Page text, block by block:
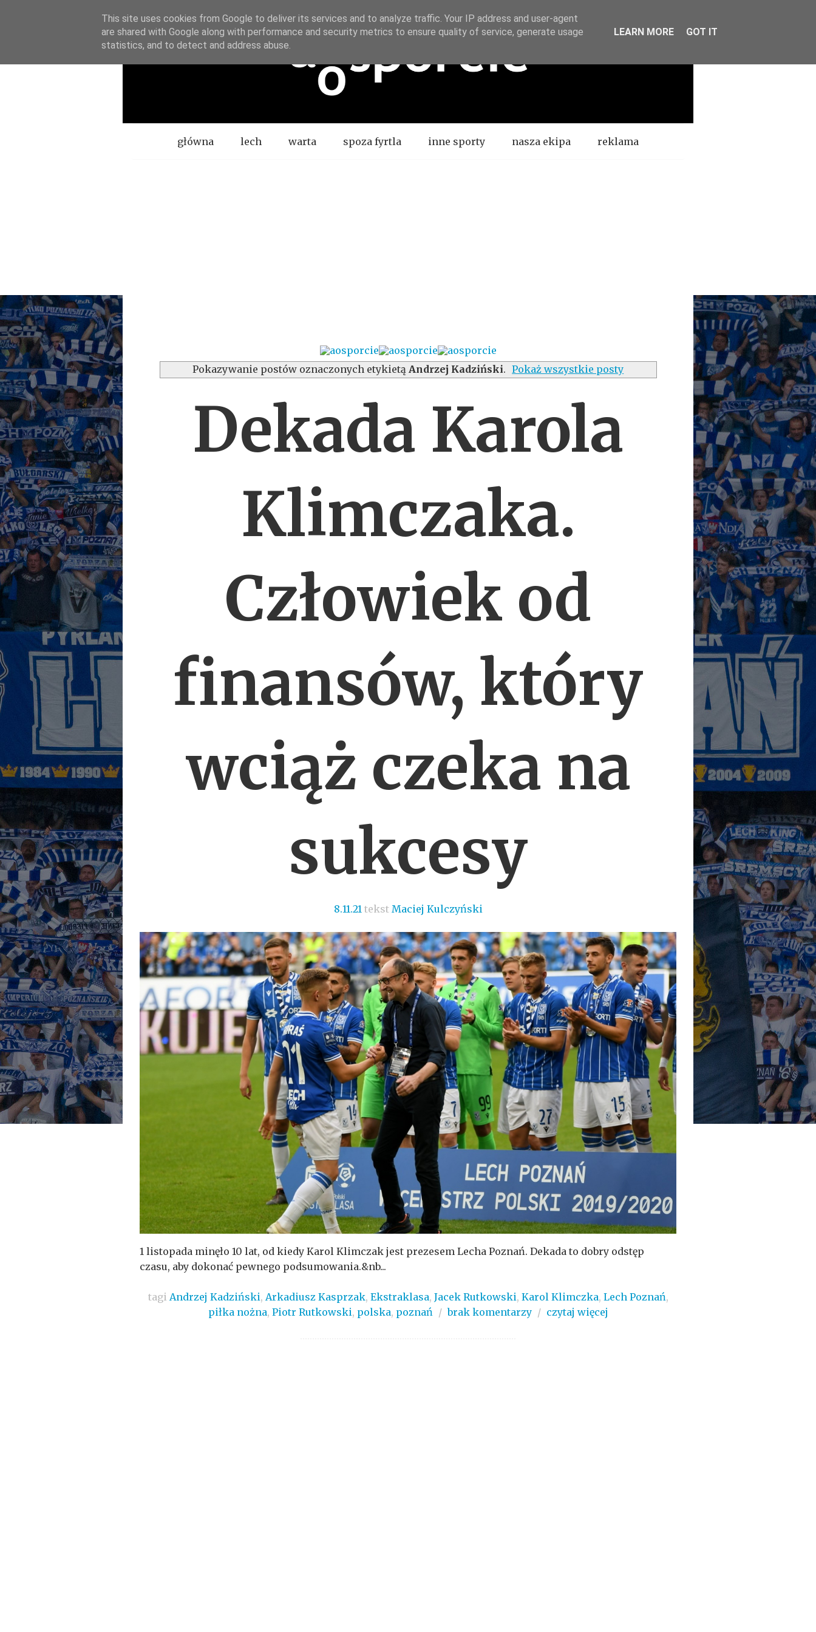
Menugłówna lech warta spoza fyrtla inne sporty nasza ekipa reklama
Pokazywanie postów oznaczonych etykietą Andrzej Kadziński. Pokaż wszystkie posty
Dekada Karola
Klimczaka.
Człowiek od
finansów, który
wciąż czeka na
sukcesy
8.11.21 tekst Maciej Kulczyński
1 listopada minęło 10 lat, od kiedy Karol Klimczak jest prezesem Lecha Poznań. Dekada to dobry odstęp
czasu, aby dokonać pewnego podsumowania.&nb...
tagi Andrzej Kadziński, Arkadiusz Kasprzak, Ekstraklasa, Jacek Rutkowski, Karol Klimczka, Lech Poznań,
piłka nożna, Piotr Rutkowski, polska, poznań / brak komentarzy / czytaj więcej
This site uses cookies from Google to deliver its services and to analyze traffic. Your IP address and user-agent
are shared with Google along with performance and security metrics to ensure quality of service, generate usage
statistics, and to detect and address abuse.
LEARN MORE GOT IT